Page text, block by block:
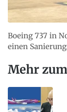
Boeing 737 in
einen
Mehr